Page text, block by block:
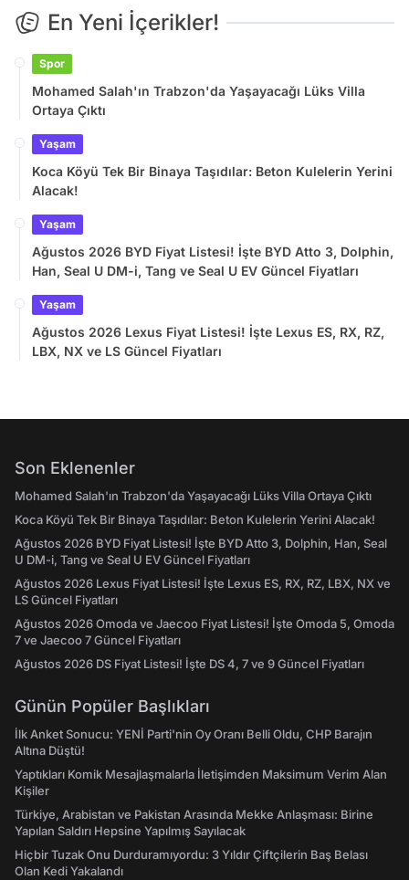
En Yeni İçerikler!
Spor
Mohamed Salah'ın Trabzon'da Yaşayacağı Lüks Villa
Ortaya Çıktı
Yaşam
Koca Köyü Tek Bir Binaya Taşıdılar: Beton Kulelerin Yerini
Alacak!
Yaşam
Ağustos 2026 BYD Fiyat Listesi! İşte BYD Atto 3, Dolphin,
Han, Seal U DM-i, Tang ve Seal U EV Güncel Fiyatları
Yaşam
Ağustos 2026 Lexus Fiyat Listesi! İşte Lexus ES, RX, RZ,
LBX, NX ve LS Güncel Fiyatları
Son Eklenenler
Mohamed Salah'ın Trabzon'da Yaşayacağı Lüks Villa Ortaya Çıktı
Koca Köyü Tek Bir Binaya Taşıdılar: Beton Kulelerin Yerini Alacak!
Ağustos 2026 BYD Fiyat Listesi! İşte BYD Atto 3, Dolphin, Han, Seal
U DM-i, Tang ve Seal U EV Güncel Fiyatları
Ağustos 2026 Lexus Fiyat Listesi! İşte Lexus ES, RX, RZ, LBX, NX ve
LS Güncel Fiyatları
Ağustos 2026 Omoda ve Jaecoo Fiyat Listesi! İşte Omoda 5, Omoda
7 ve Jaecoo 7 Güncel Fiyatları
Ağustos 2026 DS Fiyat Listesi! İşte DS 4, 7 ve 9 Güncel Fiyatları
Günün Popüler Başlıkları
İlk Anket Sonucu: YENİ Parti'nin Oy Oranı Belli Oldu, CHP Barajın
Altına Düştü!
Yaptıkları Komik Mesajlaşmalarla İletişimden Maksimum Verim Alan
Kişiler
Türkiye, Arabistan ve Pakistan Arasında Mekke Anlaşması: Birine
Yapılan Saldırı Hepsine Yapılmış Sayılacak
Hiçbir Tuzak Onu Durduramıyordu: 3 Yıldır Çiftçilerin Baş Belası
Olan Kedi Yakalandı